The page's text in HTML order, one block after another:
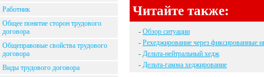
Работник
Общее понятие сторон трудового
договора
Общеправовые свойства трудового
договора
Виды трудового договора
Читайте также:
- Обзор ситуации
- Рехеджирование через фиксированные
- Дельта-нейтральный хедж
- Дельта-гамма хеджирование